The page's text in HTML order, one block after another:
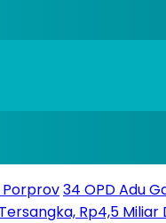
Porprov34 OPD Adu
Rp4,5 Miliar